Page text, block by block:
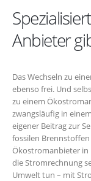
Anbieter
Das Wechseln zu
ebenso frei. Und
zu einem
zwangsläufig in
eigener Beitrag zur
fossilen
Ökostromanbieter in
die Stromrechnung
Umwelt tun – mit